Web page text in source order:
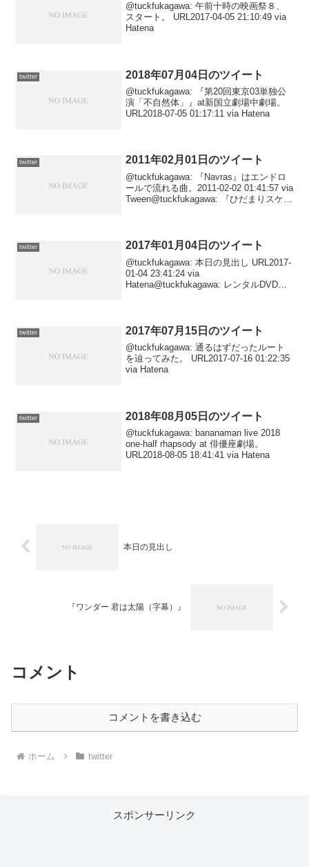
@tuckfukagawa: 午前十時の映画祭８、
スタート。 URL2017-04-05 21:10:49 via
Hatena
twitter 2018年07月04日のツイート
@tuckfukagawa: 『第20回東京03単独公
演「不自然体」』at新国立劇場中劇場。
URL2018-07-05 01:17:11 via Hatena
twitter 2011年02月01日のツイート
@tuckfukagawa: 『Navras』はエンドロ
ールで流れる曲。2011-02-02 01:41:57 via
Tween@tuckfukagawa: 『ひだまりスケッ
twitter 2017年01月04日のツイート
@tuckfukagawa: 本日の見出し URL2017-
01-04 23:41:24 via
Hatena@tuckfukagawa: レンタルDVD鑑
twitter 2017年07月15日のツイート
@tuckfukagawa: 通るはずだったルート
を辿ってみた。 URL2017-07-16 01:22:35
via Hatena
twitter 2018年08月05日のツイート
@tuckfukagawa: bananaman live 2018
one-half rhapsody at 俳優座劇場。
URL2018-08-05 18:41:41 via Hatena
本日の見出し
『ワンダー 君は太陽（字幕）』
コメント
コメントを書き込む
ホーム twitter
スポンサーリンク